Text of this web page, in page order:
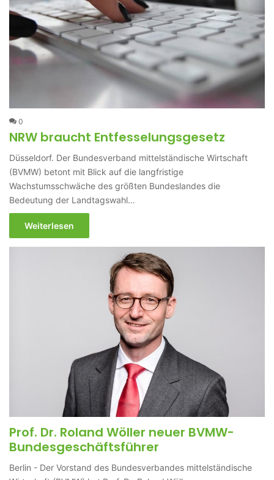
0
NRW braucht Entfesselungsgesetz
Düsseldorf. Der Bundesverband mittelständische Wirtschaft
(BVMW) betont mit Blick auf die langfristige
Wachstumsschwäche des größten Bundeslandes die
Bedeutung der Landtagswahl…
Weiterlesen
Prof. Dr. Roland Wöller neuer BVMW-
Bundesgeschäftsführer
Berlin - Der Vorstand des Bundesverbandes mittelständische